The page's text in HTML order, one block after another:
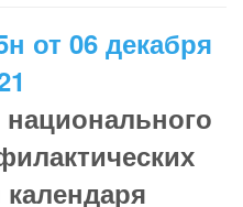
от 06 декабря